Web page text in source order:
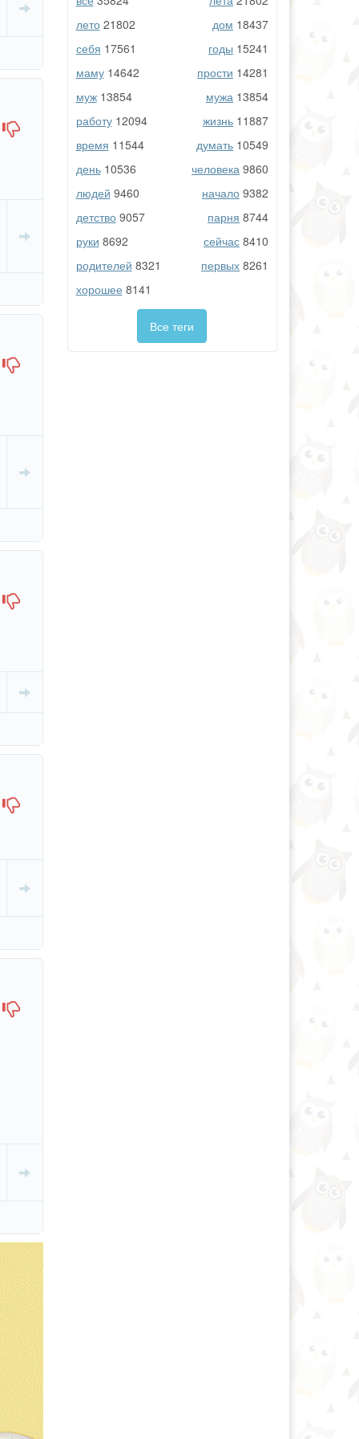
лето 21802 дом 18437
себя 17561 годы 15241
маму 14642 прости 14281
муж 13854 мужа 13854
работу 12094 жизнь 11887
время 11544 думать 10549
день 10536 человека 9860
людей 9460 начало 9382
детство 9057 парня 8744
руки 8692 сейчас 8410
родителей 8321 первых 8261
хорошее 8141
Все теги